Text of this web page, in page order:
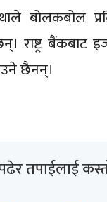
राष्ट्र बैंकबाट
छैनन्।
तपाईलाई